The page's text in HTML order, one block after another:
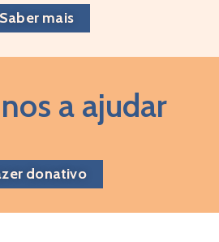
Saber mais
a ajudar
donativo